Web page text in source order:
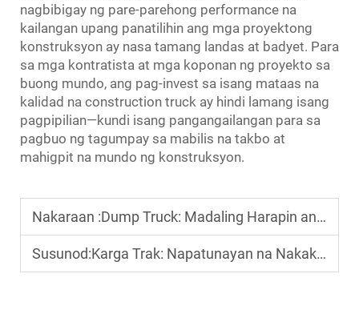
nagbibigay ng pare-parehong performance na
kailangan upang panatilihin ang mga proyektong
konstruksyon ay nasa tamang landas at badyet. Para
sa mga kontratista at mga koponan ng proyekto sa
buong mundo, ang pag-invest sa isang mataas na
kalidad na construction truck ay hindi lamang isang
pagpipilian—kundi isang pangangailangan para sa
pagbuo ng tagumpay sa mabilis na takbo at
mahigpit na mundo ng konstruksyon.
Nakaraan :Dump Truck: Madaling Harapin ang Mabibigat na Karga – Sinuportahan ng mga Pagsubok sa Tibay
Susunod:Karga Trak: Napatunayan na Nakakapagtagal sa Mataas na Kilometrahe – Pinagkakatiwalaan ng mga Driver sa Mahahabang Biyahe